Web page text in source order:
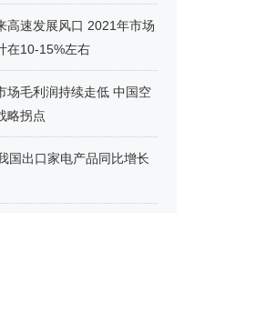
高速发展风口 2021年市场
在10-15%左右
场毛利润持续走低 中国空
略拐点
国出口家电产品同比增长